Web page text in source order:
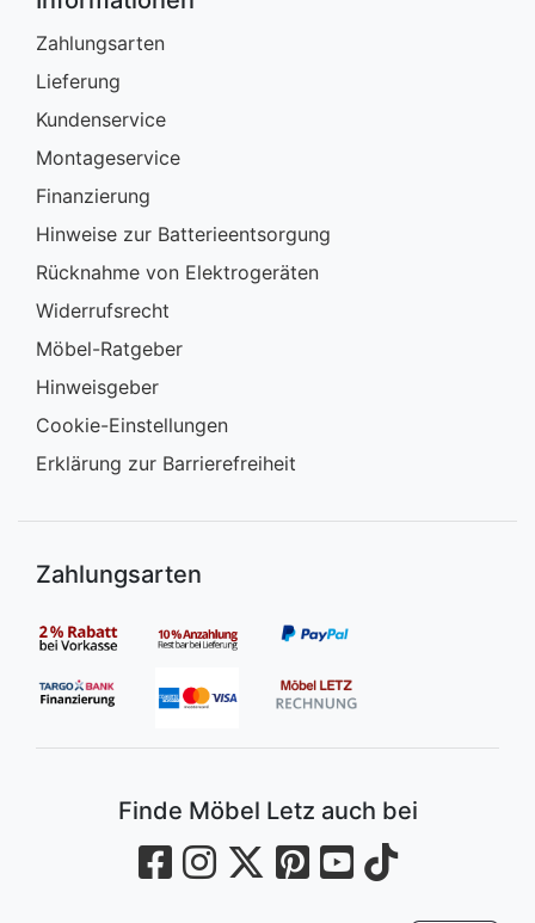
Zahlungsarten
Lieferung
Kundenservice
Montageservice
Finanzierung
Hinweise zur Batterieentsorgung
Rücknahme von Elektrogeräten
Widerrufsrecht
Möbel-Ratgeber
Hinweisgeber
Cookie-Einstellungen
Erklärung zur Barrierefreiheit
Zahlungsarten
Finde Möbel Letz auch bei